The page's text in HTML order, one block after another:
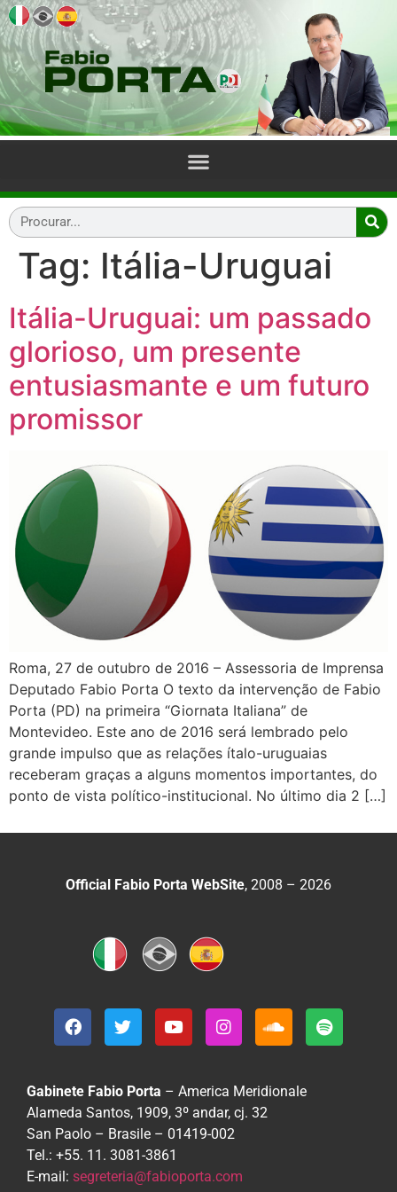
Tag: Itália-Uruguai
Itália-Uruguai: um passado
glorioso, um presente
entusiasmante e um futuro
promissor
Roma, 27 de outubro de 2016 – Assessoria de Imprensa
Deputado Fabio Porta O texto da intervenção de Fabio
Porta (PD) na primeira “Giornata Italiana” de
Montevideo. Este ano de 2016 será lembrado pelo
grande impulso que as relações ítalo-uruguaias
receberam graças a alguns momentos importantes, do
ponto de vista político-institucional. No último dia 2 […]
Official Fabio Porta WebSite, 2008 – 2026
Gabinete Fabio Porta – America Meridionale
Alameda Santos, 1909, 3º andar, cj. 32
San Paolo – Brasile – 01419-002
Tel.: +55. 11. 3081-3861
E-mail: segreteria@fabioporta.com